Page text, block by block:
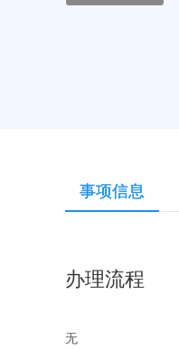
事项信息
办理流程
无